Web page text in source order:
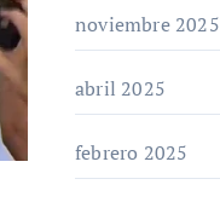
noviembre 2025
abril 2025
febrero 2025